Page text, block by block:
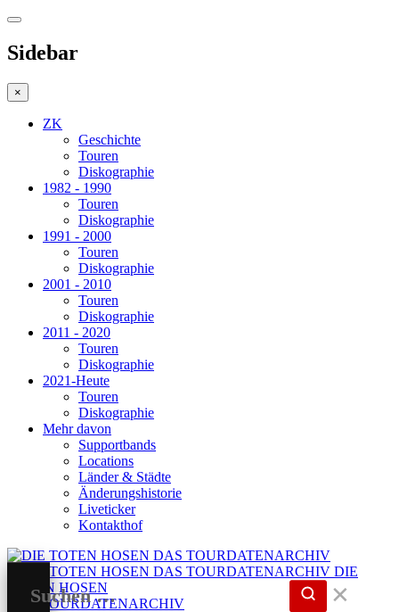
Sidebar
×
ZK
Geschichte
Touren
Diskographie
1982 - 1990
Touren
Diskographie
1991 - 2000
Touren
Diskographie
2001 - 2010
Touren
Diskographie
2011 - 2020
Touren
Diskographie
2021-Heute
Touren
Diskographie
Mehr davon
Supportbands
Locations
Länder & Städte
Änderungshistorie
Liveticker
Kontakthof
DIE
TOTEN HOSEN
DAS TOURDATENARCHIV
✕